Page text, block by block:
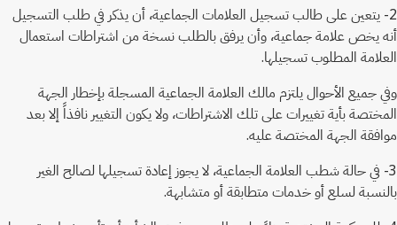
2- يتعين على طالب تسجيل العلامات الجماعية، أن يذكر في طلب التسجيل
أنه يخص علامة جماعية، وأن يرفق بالطلب نسخة من اشتراطات استعمال
العلامة المطلوب تسجيلها.
وفي جميع الأحوال يلتزم مالك العلامة الجماعية المسجلة بإخطار الجهة
المختصة بأية تغييرات على تلك الاشتراطات، ولا يكون التغيير نافذاً إلا بعد
موافقة الجهة المختصة عليه.
3- في حالة شطب العلامة الجماعية، لا يجوز إعادة تسجيلها لصالح الغير
بالنسبة لسلع أو خدمات متطابقة أو متشابهة.